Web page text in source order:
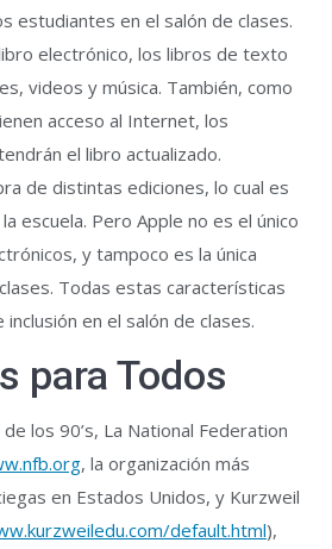
estudiantes en el salón de clases.
electrónico, los libros de texto
videos y música. También, como
acceso al Internet, los
el libro actualizado.
de distintas ediciones, lo cual es
escuela. Pero Apple no es el único
y tampoco es la única
Todas estas características
en el salón de clases.
para Todos
los 90’s, La National Federation
, la organización más
en Estados Unidos, y Kurzweil
default.html),